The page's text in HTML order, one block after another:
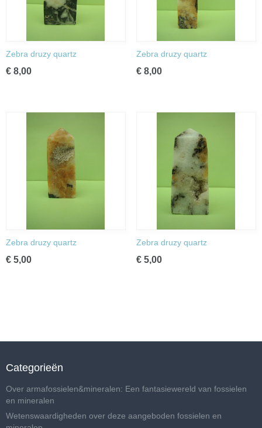
Zebra druzy quartz
€ 8,00
Zebra druzy quartz
€ 8,00
Zebra druzy quartz
€ 5,00
Zebra druzy quartz
€ 5,00
Categorieën
Over armafossielen&mineralen: Een fantasiewereld van fossielen
en mineralen
Wetenswaardigheden over deze aangeboden fossielen en